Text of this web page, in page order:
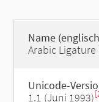
Name
Arabic
Unicode-
1.1 (Juni 1993)